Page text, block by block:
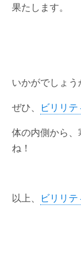
果たします。
いかがでしょう
ぜひ、
ビリリ
体の内側から
ね！
以上、 ビリリ